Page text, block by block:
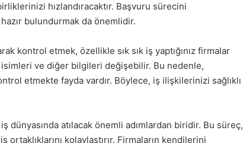
hızlandıracaktır. Başvuru sürecini
bulundurmak da önemlidir.
kontrol etmek, özellikle sık sık iş yaptığınız firmalar
ve diğer bilgileri değişebilir. Bu nedenle,
etmekte fayda vardır. Böylece, iş ilişkilerinizi sağlıklı
dünyasında atılacak önemli adımlardan biridir. Bu süreç,
kolaylaştırır. Firmaların kendilerini